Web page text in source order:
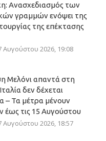
Ανασχεδιασμός των
γραμμών ενόψει της
της επέκτασης
2026, 19:08
Μελόνι απαντά στη
δεν δέχεται
– Τα μέτρα μένουν
έως τις 15 Αυγούστου
2026, 18:57